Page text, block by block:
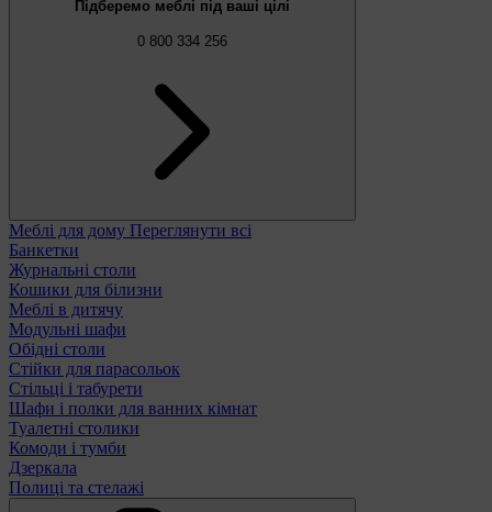
Підберемо меблі під ваші цілі
0 800 334 256
Меблі для дому Переглянути всі
Банкетки
Журнальні столи
Кошики для білизни
Меблі в дитячу
Модульні шафи
Обідні столи
Стійки для парасольок
Стільці і табурети
Шафи і полки для ванних кімнат
Туалетні столики
Комоди і тумби
Дзеркала
Полиці та стелажі